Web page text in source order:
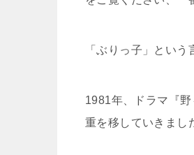
「ぶりっ子」とい
1981年、ドラマ『
重を移していきまし